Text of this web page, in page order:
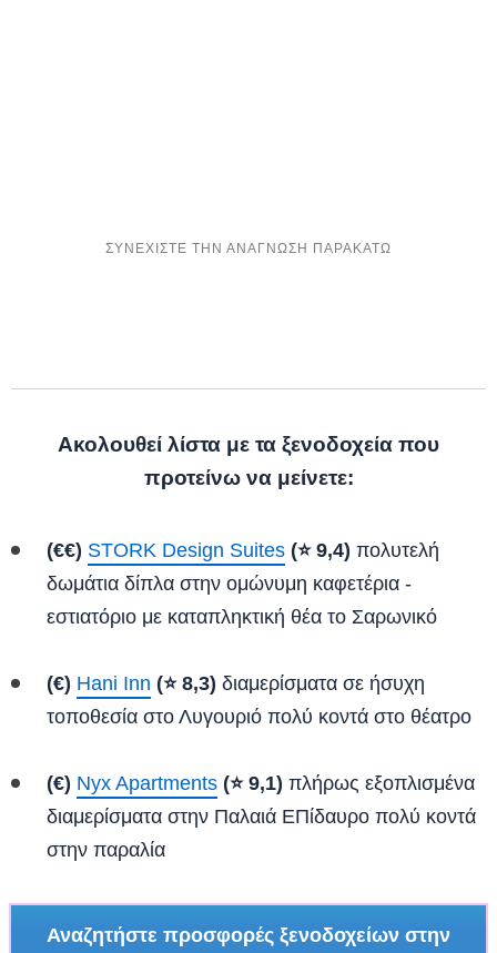
Ακολουθεί λίστα με τα ξενοδοχεία που
προτείνω να μείνετε:
(€€) STORK Design Suites (⭐ 9,4) πολυτελή
δωμάτια δίπλα στην ομώνυμη καφετέρια -
εστιατόριο με καταπληκτική θέα το Σαρωνικό
(€) Hani Inn (⭐ 8,3) διαμερίσματα σε ήσυχη
τοποθεσία στο Λυγουριό πολύ κοντά στο θέατρο
(€) Nyx Apartments (⭐ 9,1) πλήρως εξοπλισμένα
διαμερίσματα στην Παλαιά ΕΠίδαυρο πολύ κοντά
στην παραλία
Αναζητήστε προσφορές ξενοδοχείων στην